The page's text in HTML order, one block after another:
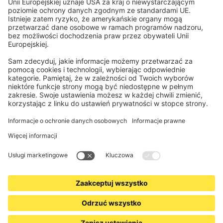
Elektronika i radio
Rejestry / zapisy
Obowiązkowe informacje dla konsumentów
Partnerzy logistyczni
Informacje prawne
Ogólne warunki sprzedaży
Prywatność i ochrona danych
Informacje o utylizacji baterii i sprzętu elektronicznego (BattG /
Warunki gwarancji
Ustawienia plików cookie
www.jalousiescout.de • www.jalousiescout.at
www.domondo.es
• www.domondo.fr • www.domondo.it • www.domondo.pl
© 2026 Schoenberger Germany Enterprises GmbH & Co KG. Wszelkie prawa